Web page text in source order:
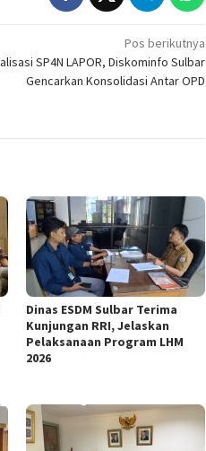
Pos berikutnya
SP4N LAPOR, Diskominfo Sulbar
Gencarkan Konsolidasi Antar OPD
Dinas ESDM Sulbar Terima
Kunjungan RRI, Jelaskan
Pelaksanaan Program LHM
2026